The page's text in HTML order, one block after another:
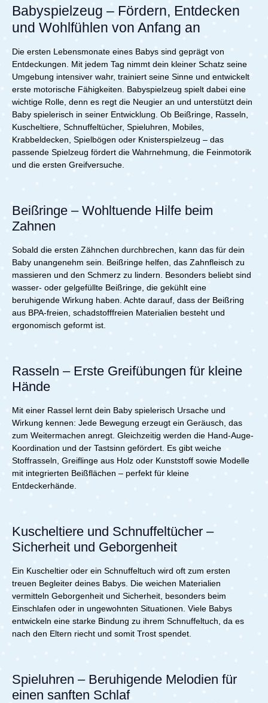
unterwegs.Lieferumfang:1x Nattou Silikonbär mit Ball -
Beige
Babyspielzeug – Fördern, Entdecken
und Wohlfühlen von Anfang an
Die ersten Lebensmonate eines Babys sind geprägt von
Entdeckungen. Mit jedem Tag nimmt dein kleiner Schatz seine
Umgebung intensiver wahr, trainiert seine Sinne und entwickelt
erste motorische Fähigkeiten. Babyspielzeug spielt dabei eine
wichtige Rolle, denn es regt die Neugier an und unterstützt dein
Baby spielerisch in seiner Entwicklung. Ob Beißringe, Rasseln,
Kuscheltiere, Schnuffeltücher, Spieluhren, Mobiles,
Krabbeldecken, Spielbögen oder Knisterspielzeug – das
passende Spielzeug fördert die Wahrnehmung, die Feinmotorik
und die ersten Greifversuche.
Beißringe – Wohltuende Hilfe beim
Zahnen
Sobald die ersten Zähnchen durchbrechen, kann das für dein
Baby unangenehm sein. Beißringe helfen, das Zahnfleisch zu
massieren und den Schmerz zu lindern. Besonders beliebt sind
wasser- oder gelgefüllte Beißringe, die gekühlt eine
beruhigende Wirkung haben. Achte darauf, dass der Beißring
aus BPA-freien, schadstofffreien Materialien besteht und
ergonomisch geformt ist.
Rasseln – Erste Greifübungen für kleine
Hände
Mit einer Rassel lernt dein Baby spielerisch Ursache und
Wirkung kennen: Jede Bewegung erzeugt ein Geräusch, das
zum Weitermachen anregt. Gleichzeitig werden die Hand-Auge-
Koordination und der Tastsinn gefördert. Es gibt weiche
Stoffrasseln, Greiflinge aus Holz oder Kunststoff sowie Modelle
mit integrierten Beißflächen – perfekt für kleine
Entdeckerhände.
Kuscheltiere und Schnuffeltücher –
Sicherheit und Geborgenheit
Ein Kuscheltier oder ein Schnuffeltuch wird oft zum ersten
treuen Begleiter deines Babys. Die weichen Materialien
vermitteln Geborgenheit und Sicherheit, besonders beim
Einschlafen oder in ungewohnten Situationen. Viele Babys
entwickeln eine starke Bindung zu ihrem Schnuffeltuch, da es
nach den Eltern riecht und somit Trost spendet.
Spieluhren – Beruhigende Melodien für
einen sanften Schlaf